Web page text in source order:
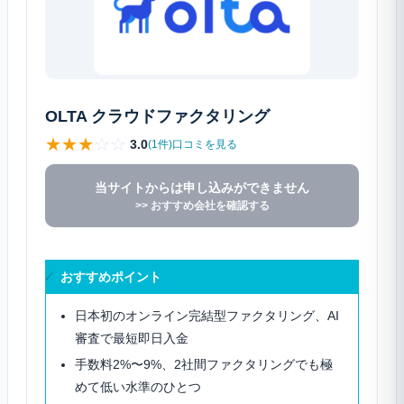
OLTA クラウドファクタリング
★★★☆ ☆ 3.0(1件)口コミを見る
当サイトからは申し込みができません
>> おすすめ会社を確認する
おすすめポイント
日本初のオンライン完結型ファクタリング、AI
審査で最短即日入金
手数料2%〜9%、2社間ファクタリングでも極
めて低い水準のひとつ